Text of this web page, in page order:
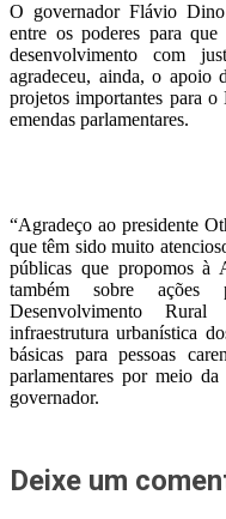
O governador Flávio
entre os poderes para
desenvolvimento com
agradeceu, ainda, o apoio
projetos importantes para o
emendas parlamentares.
“Agradeço ao presidente
que têm sido muito
públicas que propomos à
também sobre
Desenvolvimento
infraestrutura urbanística
básicas para pessoas
parlamentares por meio
governador.
Deixe um